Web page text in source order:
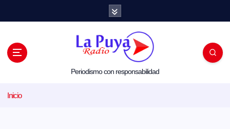
l
Periodismo con responsabilidad
Inicio